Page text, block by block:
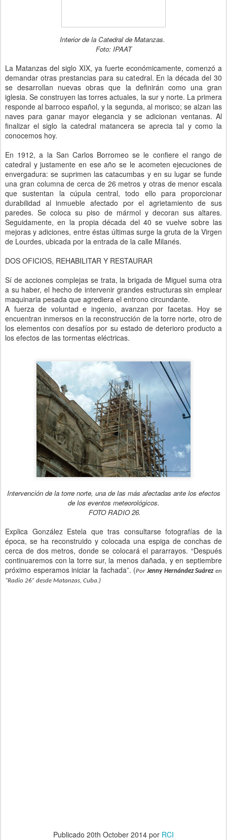
Interior de la Catedral de Matanzas.
Foto: IPAAT
La Matanzas del siglo XIX, ya fuerte económicamente, comenzó a
demandar otras prestancias para su catedral. En la década del 30
se desarrollan nuevas obras que la definirán como una gran
iglesia. Se construyen las torres actuales, la sur y norte. La primera
responde al barroco español, y la segunda, al morisco; se alzan las
naves para ganar mayor elegancia y se adicionan ventanas. Al
finalizar el siglo la catedral matancera se aprecia tal y como la
conocemos hoy.
En 1912, a la San Carlos Borromeo se le confiere el rango de
catedral y justamente en ese año se le acometen ejecuciones de
envergadura: se suprimen las catacumbas y en su lugar se funde
una gran columna de cerca de 26 metros y otras de menor escala
que sustentan la cúpula central, todo ello para proporcionar
durabilidad al inmueble afectado por el agrietamiento de sus
paredes.Se coloca su piso de mármol y decoran sus altares.
Seguidamente, en la propia década del 40 se vuelve sobre las
mejoras y adiciones, entre éstas últimas surge la gruta de la Virgen
de Lourdes, ubicada por la entrada de la calle Milanés.
DOS OFICIOS, REHABILITAR Y RESTAURAR
Sí de acciones complejas se trata, la brigada de Miguel suma otra
a su haber, el hecho de intervenir grandes estructuras sin emplear
maquinaria pesada que agrediera el entrono circundante.
A fuerza de voluntad e ingenio, avanzan por facetas. Hoy se
encuentran inmersos en la reconstrucción de la torre norte, otro de
los elementos con desafíos por su estado de deterioro producto a
los efectos de las tormentas eléctricas.
Intervención de la torre norte, una de las más afectadas ante los efectos
de los eventos meteorológicos.
FOTO RADIO 26.
Explica González Estela que tras consultarse fotografías de la
época, se ha reconstruido y colocada una espiga de conchas de
cerca de dos metros, donde se colocará el pararrayos. “Después
continuaremos con la torre sur, la menos dañada, y en septiembre
próximo esperamos iniciar la fachada”. (PorJenny Hernández Suárezen
“Radio 26” desde Matanzas, Cuba.)
Publicado 20th October 2014 por RCI